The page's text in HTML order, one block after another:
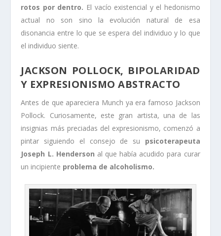
rotos por dentro. El vacío existencial y el hedonismo
actual no son sino la evolución natural de esa
disonancia entre lo que se espera del individuo y lo que
el individuo siente.
JACKSON POLLOCK, BIPOLARIDAD
Y EXPRESIONISMO ABSTRACTO
Antes de que apareciera Munch ya era famoso Jackson
Pollock. Curiosamente, este gran artista, una de las
insignias más preciadas del expresionismo, comenzó a
pintar siguiendo el consejo de su psicoterapeuta
Joseph L. Henderson al que había acudido para curar
un incipiente problema de alcoholismo.